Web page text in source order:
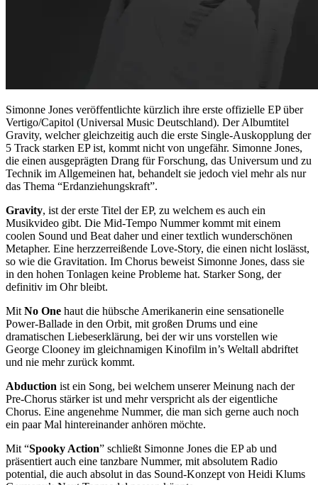
Simonne Jones veröffentlichte kürzlich ihre erste offizielle EP über
Vertigo/Capitol (Universal Music Deutschland). Der Albumtitel
Gravity, welcher gleichzeitig auch die erste Single-Auskopplung der
5 Track starken EP ist, kommt nicht von ungefähr. Simonne Jones,
die einen ausgeprägten Drang für Forschung, das Universum und zu
Technik im Allgemeinen hat, behandelt sie jedoch viel mehr als nur
das Thema “Erdanziehungskraft”.
Gravity, ist der erste Titel der EP, zu welchem es auch ein
Musikvideo gibt. Die Mid-Tempo Nummer kommt mit einem
coolen Sound und Beat daher und einer textlich wunderschönen
Metapher. Eine herzzerreißende Love-Story, die einen nicht loslässt,
so wie die Gravitation. Im Chorus beweist Simonne Jones, dass sie
in den hohen Tonlagen keine Probleme hat. Starker Song, der
definitiv im Ohr bleibt.
Mit No One haut die hübsche Amerikanerin eine sensationelle
Power-Ballade in den Orbit, mit großen Drums und eine
dramatischen Liebeserklärung, bei der wir uns vorstellen wie
George Clooney im gleichnamigen Kinofilm in’s Weltall abdriftet
und nie mehr zurück kommt.
Abduction ist ein Song, bei welchem unserer Meinung nach der
Pre-Chorus stärker ist und mehr verspricht als der eigentliche
Chorus. Eine angenehme Nummer, die man sich gerne auch noch
ein paar Mal hintereinander anhören möchte.
Mit “Spooky Action” schließt Simonne Jones die EP ab und
präsentiert auch eine tanzbare Nummer, mit absolutem Radio
potential, die auch absolut in das Sound-Konzept von Heidi Klums